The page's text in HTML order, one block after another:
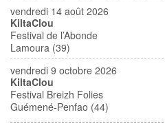
vendredi 14 août 2026
KiltaClou
Festival de l’Abonde
Lamoura (39)
vendredi 9 octobre 2026
KiltaClou
Festival Breizh Folies
Guémené-Penfao (44)